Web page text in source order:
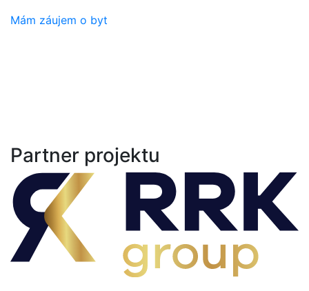
Mám záujem o byt
Partner projektu